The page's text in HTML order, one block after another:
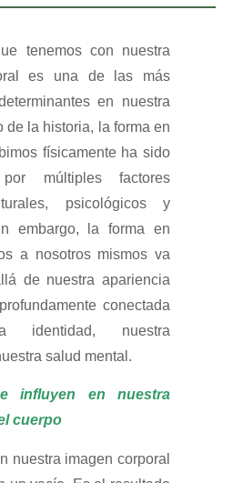
tenemos con nuestra
es una de las más
en nuestra
de la historia, la forma en
físicamente ha sido
por múltiples factores
psicológicos y
embargo, la forma en
a nosotros mismos va
de nuestra apariencia
conectada
identidad, nuestra
salud mental.
influyen en nuestra
cuerpo
nuestra imagen corporal